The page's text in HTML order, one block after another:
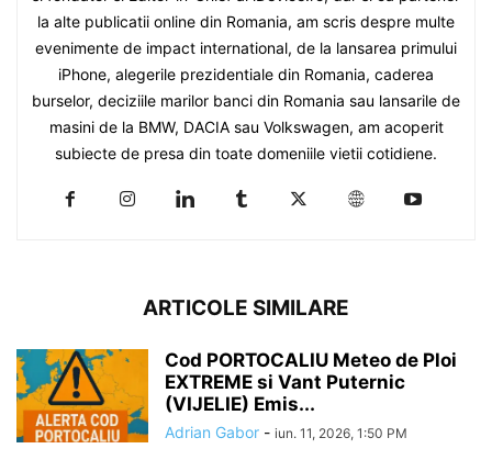
la alte publicatii online din Romania, am scris despre multe
evenimente de impact international, de la lansarea primului
iPhone, alegerile prezidentiale din Romania, caderea
burselor, deciziile marilor banci din Romania sau lansarile de
masini de la BMW, DACIA sau Volkswagen, am acoperit
subiecte de presa din toate domeniile vietii cotidiene.
ARTICOLE SIMILARE
Cod PORTOCALIU Meteo de Ploi
EXTREME si Vant Puternic
(VIJELIE) Emis...
Adrian Gabor - iun. 11, 2026, 1:50 PM